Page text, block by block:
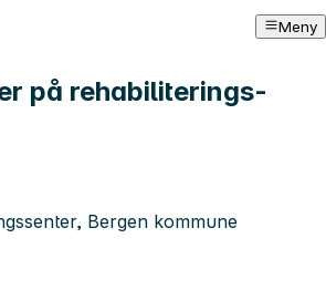
Meny
på rehabiliterings-
Bergen kommune